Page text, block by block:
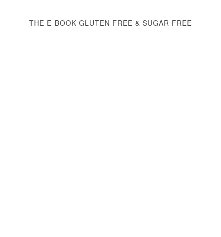
THE E-BOOK GLUTEN FREE & SUGAR FREE